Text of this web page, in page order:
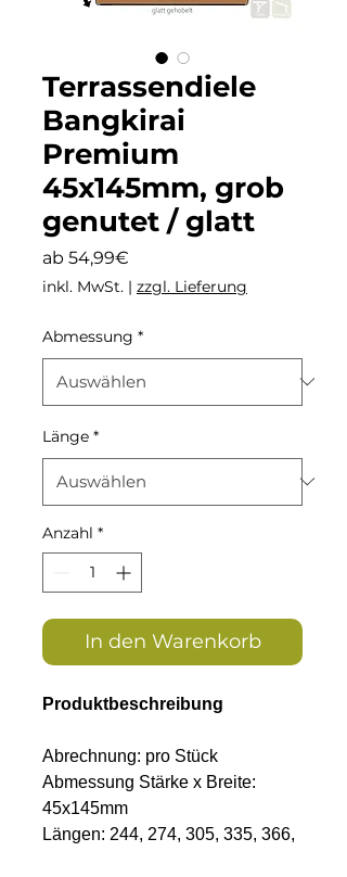
Terrassendiele
Bangkirai
Premium
45x145mm, grob
genutet / glatt
ab 54,99€
Preis
inkl. MwSt. | zzgl. Lieferung
Abmessung *
Länge *
Anzahl *
In den Warenkorb
Produktbeschreibung
Abrechnung: pro Stück
Abmessung Stärke x Breite:
45x145mm
Längen: 244, 274, 305, 335, 366,